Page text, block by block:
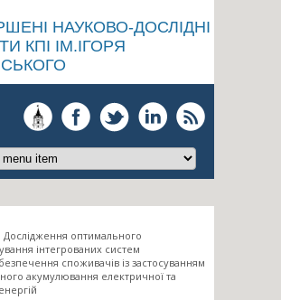
НАУКОВО-ДОСЛІДНІ
КПІ ІМ.ІГОРЯ
Дослідження оптимального
інтегрованих систем
споживачів із застосуванням
акумулювання електричної та